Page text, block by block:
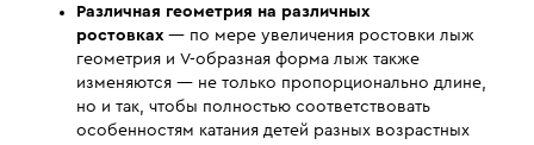
Различная геометрия на различных
ростовках — по мере увеличения ростовки лыж
геометрия и V-образная форма лыж также
изменяются — не только пропорционально длине,
но и так, чтобы полностью соответствовать
особенностям катания детей разных возрастных